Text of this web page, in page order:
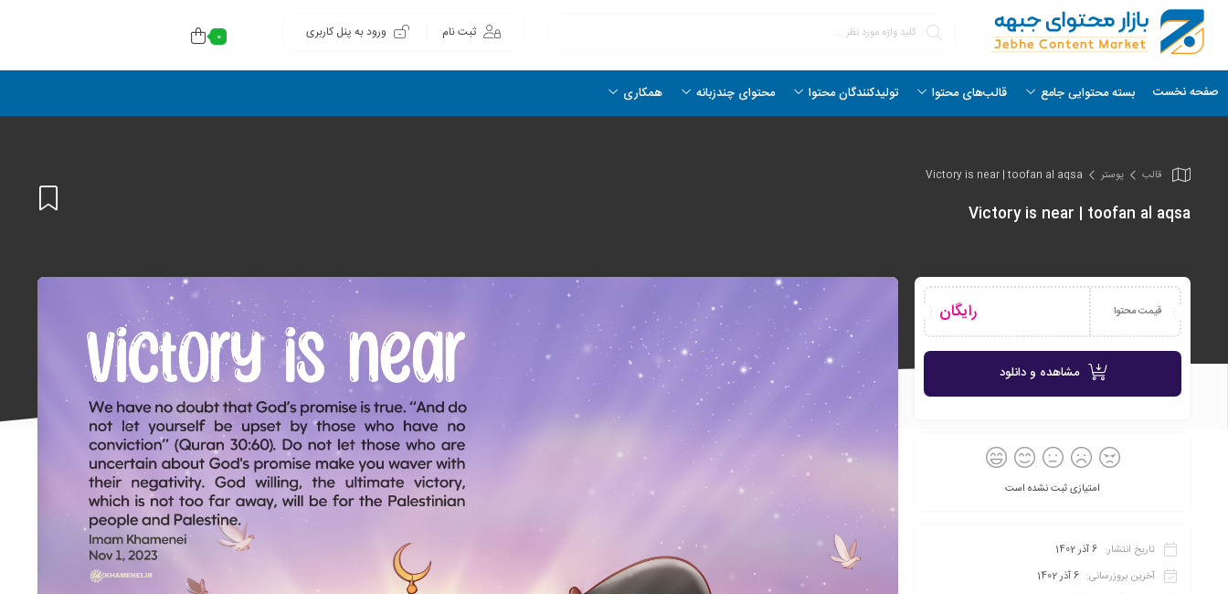
ثبت نام ورود به پنل کاربری 0
صفحه نخست بسته محتوایی جامع قالب‌های محتوا تولیدکنندگان محتوا محتوای چندزبانه همکاری
قالب پوستر Victory is near | toofan al aqsa
Victory is near | toofan al aqsa
قیمت محتوا رایگان
مشاهده و دانلود
امتیازی ثبت نشده است
تاریخ انتشار: 6 آذر 1402
آخرین بروزرسانی: 6 آذر 1402